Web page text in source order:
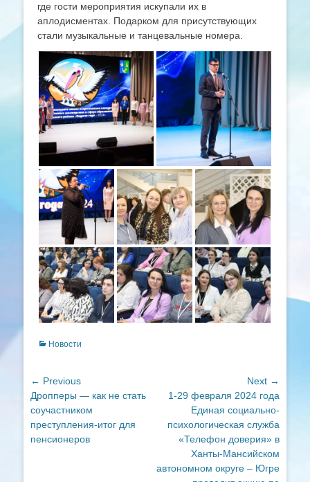
где гости мероприятия искупали их в
аплодисментах. Подарком для присутствующих
стали музыкальные и танцевальные номера.
Categories
Новости
Навигация
по
записям
← Previous
Previous
post:
Дропперы — как не стать
соучастником
преступления-итог для
пенсионеров
Next →
Next1-29 февраля 2024 года
Единая социально-
психологическая служба
«Телефон доверия» в
Ханты-Мансийском
автономном округе – Югре